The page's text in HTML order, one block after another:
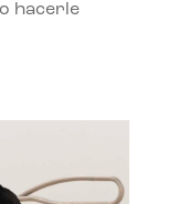
hacerle